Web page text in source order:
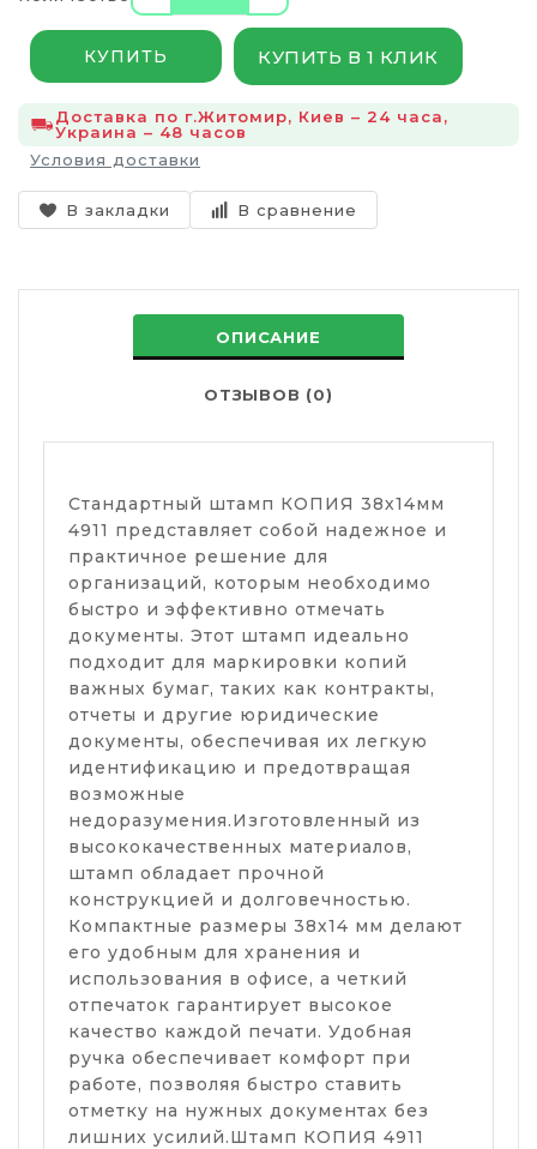
КУПИТЬ КУПИТЬ В 1 КЛИК
Доставка по г.Житомир, Киев – 24 часа,
Украина – 48 часов
Условия доставки
В закладки В сравнение
ОПИСАНИЕ
ОТЗЫВОВ (0)
Стандартный штамп КОПИЯ 38х14мм
4911 представляет собой надежное и
практичное решение для
организаций, которым необходимо
быстро и эффективно отмечать
документы. Этот штамп идеально
подходит для маркировки копий
важных бумаг, таких как контракты,
отчеты и другие юридические
документы, обеспечивая их легкую
идентификацию и предотвращая
возможные
недоразумения.Изготовленный из
высококачественных материалов,
штамп обладает прочной
конструкцией и долговечностью.
Компактные размеры 38х14 мм делают
его удобным для хранения и
использования в офисе, а четкий
отпечаток гарантирует высокое
качество каждой печати. Удобная
ручка обеспечивает комфорт при
работе, позволяя быстро ставить
отметку на нужных документах без
лишних усилий.Штамп КОПИЯ 4911